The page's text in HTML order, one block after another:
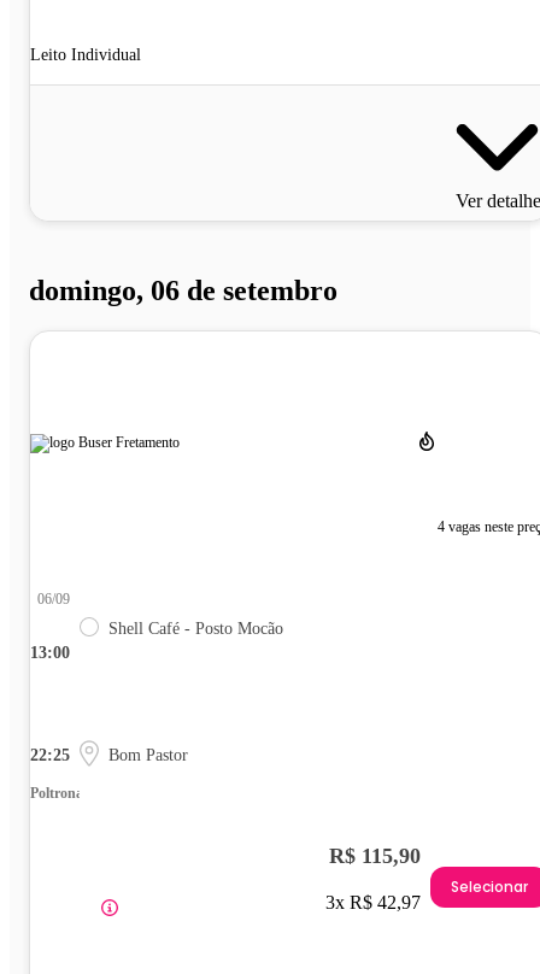
Leito Individual
Ver
domingo, 06 de setembro
4 vagas neste
13:00
06/09
Shell Café - Posto Mocão
22:25 Bom Pastor
Poltrona
R$ 115,90
3x R$ 42,97
Selecionar